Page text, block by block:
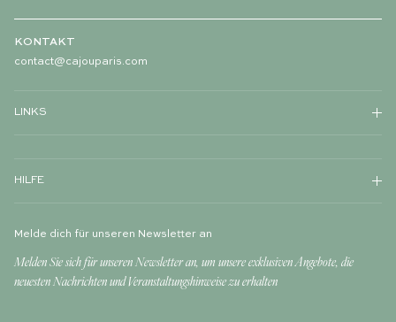
KONTAKT
contact@cajouparis.com
LINKS
HILFE
Melde dich für unseren Newsletter an
Melden Sie sich für unseren Newsletter an, um unsere exklusiven Angebote, die
neuesten Nachrichten und Veranstaltungshinweise zu erhalten